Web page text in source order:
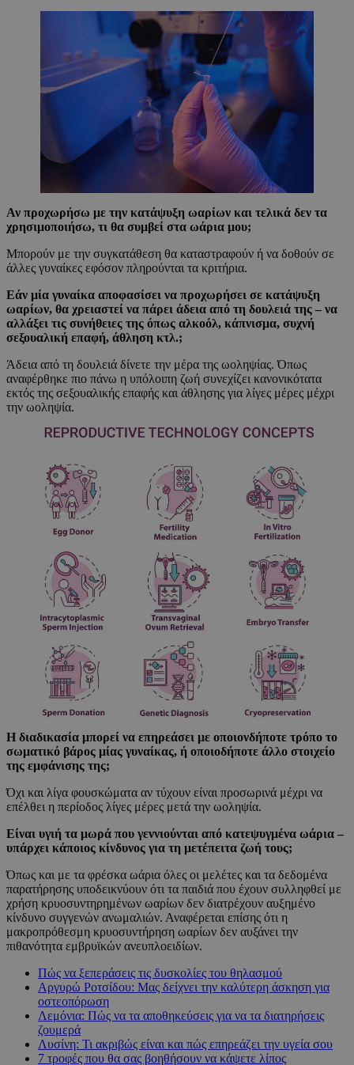
Αν προχωρήσω με την κατάψυξη ωαρίων και τελικά δεν τα
χρησιμοποιήσω, τι θα συμβεί στα ωάρια μου;
Μπορούν με την συγκατάθεση θα καταστραφούν ή να δοθούν σε
άλλες γυναίκες εφόσον πληρούνται τα κριτήρια.
Εάν μία γυναίκα αποφασίσει να προχωρήσει σε κατάψυξη
ωαρίων, θα χρειαστεί να πάρει άδεια από τη δουλειά της – να
αλλάξει τις συνήθειες της όπως αλκοόλ, κάπνισμα, συχνή
σεξουαλική επαφή, άθληση κτλ.;
Άδεια από τη δουλειά δίνετε την μέρα της ωοληψίας. Όπως
αναφέρθηκε πιο πάνω η υπόλοιπη ζωή συνεχίζει κανονικότατα
εκτός της σεξουαλικής επαφής και άθλησης για λίγες μέρες μέχρι
την ωοληψία.
Η διαδικασία μπορεί να επηρεάσει με οποιονδήποτε τρόπο το
σωματικό βάρος μίας γυναίκας, ή οποιοδήποτε άλλο στοιχείο
της εμφάνισης της;
Όχι και λίγα φουσκώματα αν τύχουν είναι προσωρινά μέχρι να
επέλθει η περίοδος λίγες μέρες μετά την ωοληψία.
Είναι υγιή τα μωρά που γεννιούνται από κατεψυγμένα ωάρια –
υπάρχει κάποιος κίνδυνος για τη μετέπειτα ζωή τους;
Όπως και με τα φρέσκα ωάρια όλες οι μελέτες και τα δεδομένα
παρατήρησης υποδεικνύουν ότι τα παιδιά που έχουν συλληφθεί με
χρήση κρυοσυντηρημένων ωαρίων δεν διατρέχουν αυξημένο
κίνδυνο συγγενών ανωμαλιών. Αναφέρεται επίσης ότι η
μακροπρόθεσμη κρυοσυντήρηση ωαρίων δεν αυξάνει την
πιθανότητα εμβρυϊκών ανευπλοειδίων.
Πώς να ξεπεράσεις τις δυσκολίες του θηλασμού
Αργυρώ Ροτσίδου: Μας δείχνει την καλύτερη άσκηση για
οστεοπόρωση
Λεμόνια: Πώς να τα αποθηκεύσεις για να τα διατηρήσεις
ζουμερά
Λυσίνη: Τι ακριβώς είναι και πώς επηρεάζει την υγεία σου
7 τροφές που θα σας βοηθήσουν να κάψετε λίπος